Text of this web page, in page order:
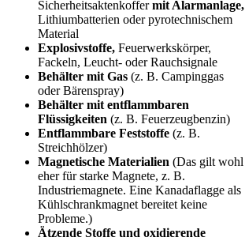
Sicherheitsaktenkoffermit Alarmanlage,
Lithiumbatterien oder pyrotechnischem
Material
Explosivstoffe, Feuerwerkskörper,
Fackeln, Leucht- oder Rauchsignale
Behälter mit Gas (z. B. Campinggas
oder Bärenspray)
Behälter mit entflammbaren
Flüssigkeiten (z. B. Feuerzeugbenzin)
Entflammbare Feststoffe (z. B.
Streichhölzer)
Magnetische Materialien (Das gilt wohl
eher für starke Magnete, z. B.
Industriemagnete. Eine Kanadaflagge als
Kühlschrankmagnet bereitet keine
Probleme.)
Ätzende Stoffe und oxidierende